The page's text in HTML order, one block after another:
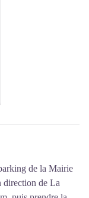
de la Mairie
direction de La